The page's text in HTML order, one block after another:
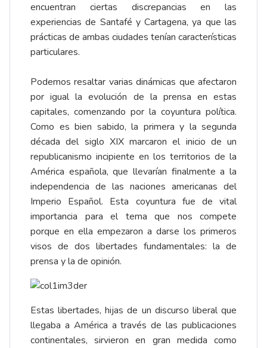
encuentran ciertas discrepancias en las
experiencias de Santafé y Cartagena, ya que las
prácticas de ambas ciudades tenían características
particulares.
Podemos resaltar varias dinámicas que afectaron
por igual la evolución de la prensa en estas
capitales, comenzando por la coyuntura política.
Como es bien sabido, la primera y la segunda
década del siglo XIX marcaron el inicio de un
republicanismo incipiente en los territorios de la
América española, que llevarían finalmente a la
independencia de las naciones americanas del
Imperio Español. Esta coyuntura fue de vital
importancia para el tema que nos compete
porque en ella empezaron a darse los primeros
visos de dos libertades fundamentales: la de
prensa y la de opinión.
Estas libertades, hijas de un discurso liberal que
llegaba a América a través de las publicaciones
continentales, sirvieron en gran medida como